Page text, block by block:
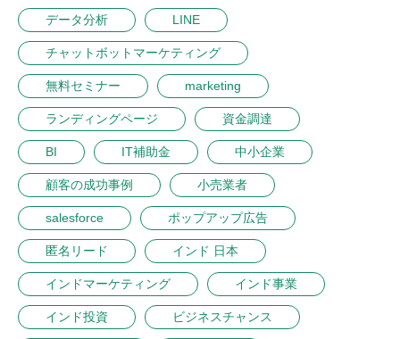
データ分析 LINE
チャットボットマーケティング
無料セミナー marketing
ランディングページ 資金調達
BI IT補助金 中小企業
顧客の成功事例 小売業者
salesforce ポップアップ広告
匿名リード インド 日本
インドマーケティング インド事業
インド投資 ビジネスチャンス